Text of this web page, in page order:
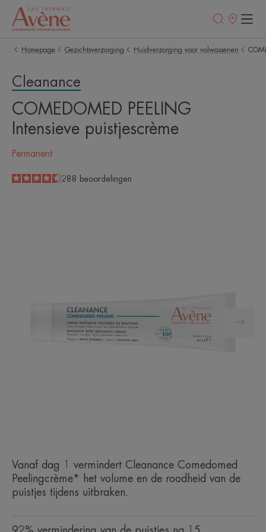
Homepage Gezichtsverzorging Huidverzorging voor volwassenen
Cleanance
COMEDOMED PEELING
Intensieve puistjescrème
Permanent
4.5
/
5
288 beoordelingen
Vanaf dag 1 vermindert Cleanance Comedomed
Peelingcrème* het volume en de roodheid van de
puistjes tijdens uitbraken.